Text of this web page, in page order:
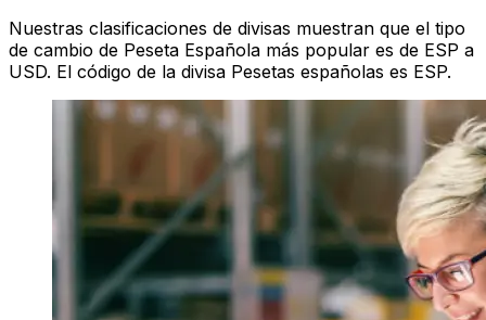
Nuestras clasificaciones de divisas muestran que el tipo
de cambio de Peseta Española más popular es de ESP a
USD. El código de la divisa Pesetas españolas es ESP.